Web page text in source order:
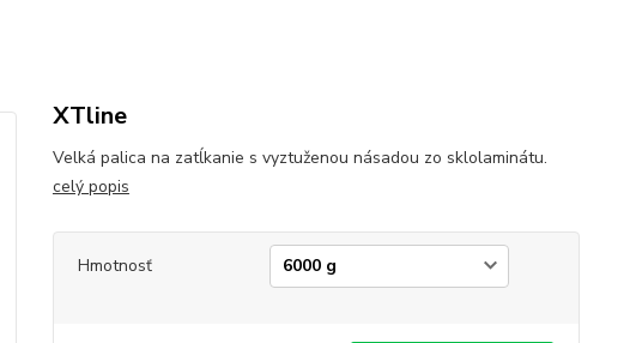
XTline
Velká palica na zatĺkanie s vyztuženou násadou zo sklolaminátu.
celý popis
Hmotnosť